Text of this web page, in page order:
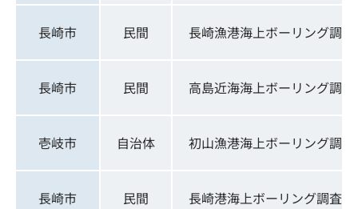
長崎市 民間 長崎漁港海上ボーリング調査
長崎市 民間 高島近海海上ボーリング調査
壱岐市 自治体 初山漁港海上ボーリング調査
長崎市 民間 長崎港海上ボーリング調査